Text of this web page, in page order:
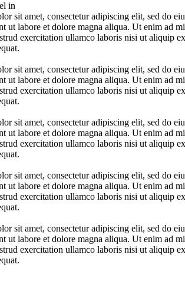
in
sit amet, consectetur adipiscing elit, sed do
ut labore et dolore magna aliqua. Ut enim ad
exercitation ullamco laboris nisi ut aliquip
sit amet, consectetur adipiscing elit, sed do
ut labore et dolore magna aliqua. Ut enim ad
exercitation ullamco laboris nisi ut aliquip
sit amet, consectetur adipiscing elit, sed do
ut labore et dolore magna aliqua. Ut enim ad
exercitation ullamco laboris nisi ut aliquip
sit amet, consectetur adipiscing elit, sed do
ut labore et dolore magna aliqua. Ut enim ad
exercitation ullamco laboris nisi ut aliquip
sit amet, consectetur adipiscing elit, sed do
ut labore et dolore magna aliqua. Ut enim ad
exercitation ullamco laboris nisi ut aliquip